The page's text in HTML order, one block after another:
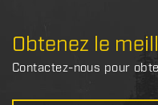
Obtenez le
Contactez-nous pour